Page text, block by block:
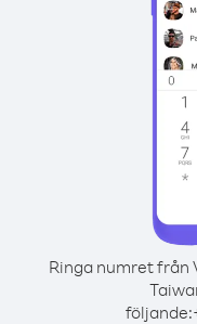
Ringa numret från
följande: